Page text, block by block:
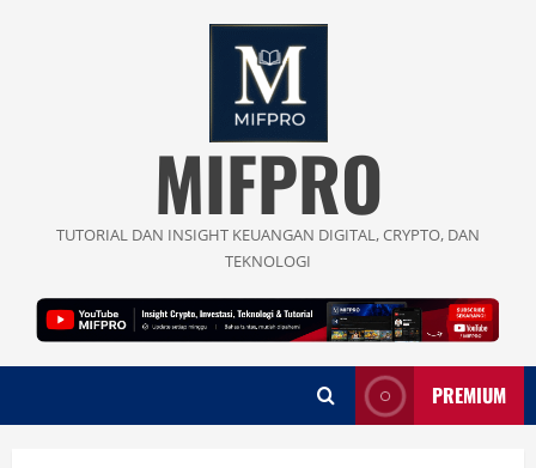
MIFPRO
TUTORIAL DAN INSIGHT KEUANGAN DIGITAL, CRYPTO, DAN
TEKNOLOGI
PREMIUM